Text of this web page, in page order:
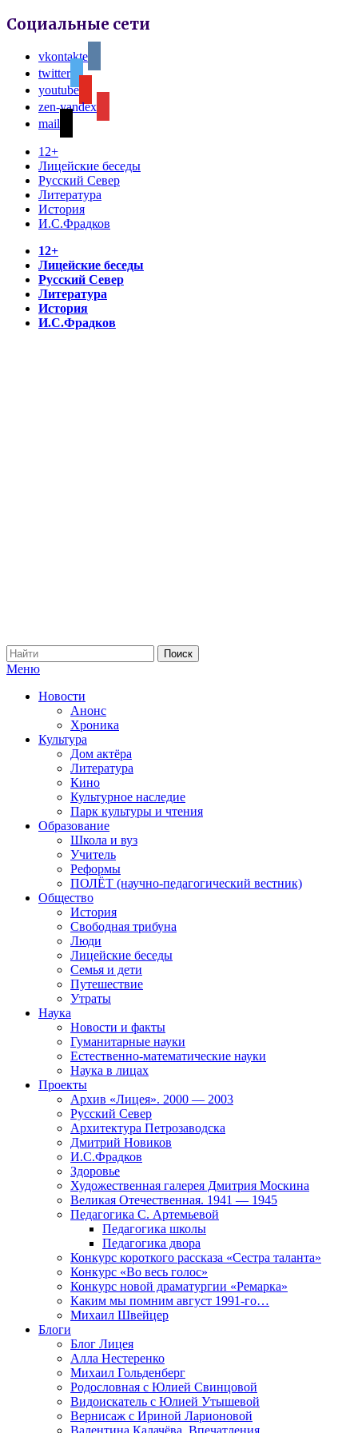
Социальные сети
vkontakte
twitter
youtube
zen-yandex
mail
12+
Лицейские беседы
Русский Север
Литература
История
И.С.Фрадков
12+
Лицейские беседы
Русский Север
Литература
История
И.С.Фрадков
Меню
Новости
Анонс
Хроника
Культура
Дом актёра
Литература
Кино
Культурное наследие
Парк культуры и чтения
Образование
Школа и вуз
Учитель
Реформы
ПОЛЁТ (научно-педагогический вестник)
Общество
История
Свободная трибуна
Люди
Лицейские беседы
Семья и дети
Путешествие
Утраты
Наука
Новости и факты
Гуманитарные науки
Естественно-математические науки
Наука в лицах
Проекты
Архив «Лицея». 2000 — 2003
Русский Север
Архитектура Петрозаводска
Дмитрий Новиков
И.С.Фрадков
Здоровье
Художественная галерея Дмитрия Москина
Великая Отечественная. 1941 — 1945
Педагогика С. Артемьевой
Педагогика школы
Педагогика двора
Конкурс короткого рассказа «Сестра таланта»
Конкурс «Во весь голос»
Конкурс новой драматургии «Ремарка»
Каким мы помним август 1991-го…
Михаил Швейцер
Блоги
Блог Лицея
Алла Нестеренко
Михаил Гольденберг
Родословная с Юлией Свинцовой
Видоискатель с Юлией Утышевой
Вернисаж с Ириной Ларионовой